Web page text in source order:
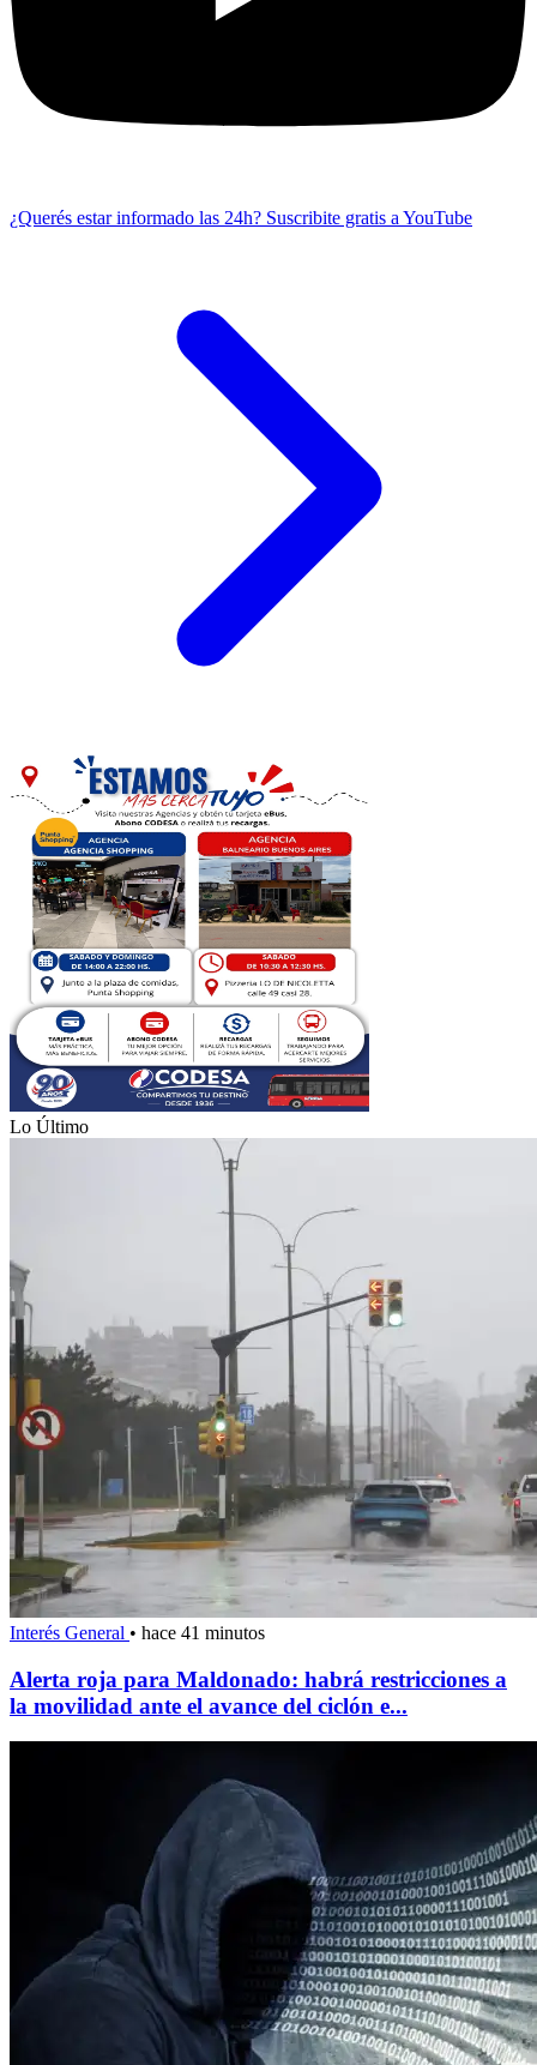
¿Querés estar informado las 24h? Suscribite gratis a YouTube
Lo Último
Interés General • hace 41 minutos
Alerta roja para Maldonado: habrá restricciones a
la movilidad ante el avance del ciclón e...